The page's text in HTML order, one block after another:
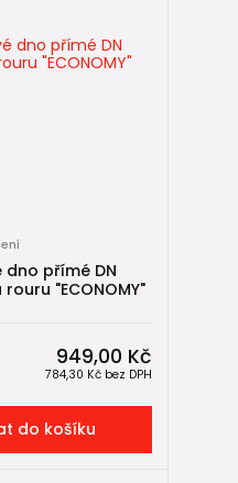
přímé DN
"ECONOMY"
949,00 Kč
784,30 Kč bez DPH
do košíku